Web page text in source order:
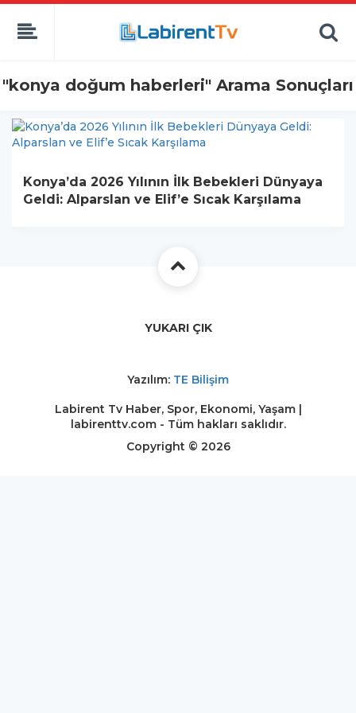
"konya doğum haberleri" Arama Sonuçları
Konya’da 2026 Yılının İlk Bebekleri Dünyaya
Geldi: Alparslan ve Elif’e Sıcak Karşılama
YUKARI ÇIK
Yazılım: TE Bilişim
Labirent Tv Haber, Spor, Ekonomi, Yaşam |
labirenttv.com - Tüm hakları saklıdır.
Copyright © 2026